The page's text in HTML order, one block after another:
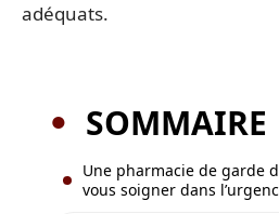
adéquats.
SOMMAIRE
Une pharmacie de garde
vous soigner dans